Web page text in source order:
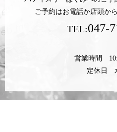
ご予約はお電話か店頭か
TEL:047-
営業時間
定休日